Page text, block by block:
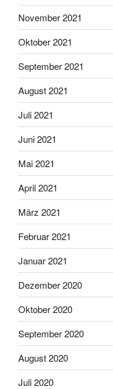
November 2021
Oktober 2021
September 2021
August 2021
Juli 2021
Juni 2021
Mai 2021
April 2021
März 2021
Februar 2021
Januar 2021
Dezember 2020
Oktober 2020
September 2020
August 2020
Juli 2020